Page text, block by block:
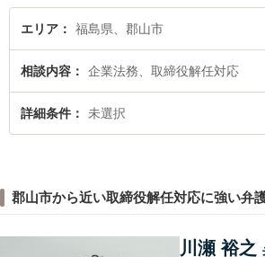
エリア 福島県、郡山市
相談内容 企業法務、取締役解任対応
詳細条件 未選択
郡山市から近い取締役解任対応に強い弁
川瀬 裕之